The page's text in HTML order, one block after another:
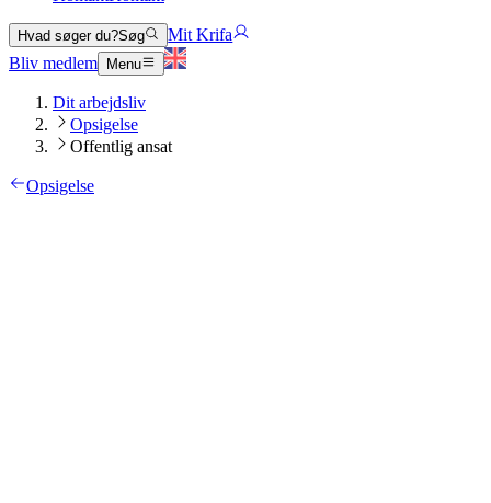
Hvad søger du?Søg
Mit Krifa
Bliv medlem
Menu
Dit arbejdsliv
Opsigelse
Offentlig ansat
Opsigelse